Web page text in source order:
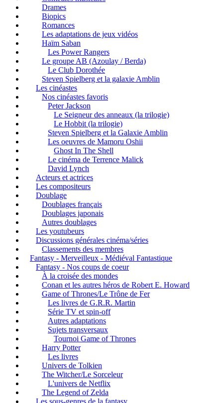
Drames
Biopics
Romances
Les adaptations de jeux vidéos
Haïm Saban
Les Power Rangers
Le groupe AB (Azoulay / Berda)
Le Club Dorothée
Steven Spielberg et la galaxie Amblin
Les cinéastes
Nos cinéastes favoris
Peter Jackson
Le Seigneur des anneaux (la trilogie)
Le Hobbit (la trilogie)
Steven Spielberg et la Galaxie Amblin
Les oeuvres de Mamoru Oshii
Ghost In The Shell
Le cinéma de Terrence Malick
David Lynch
Acteurs et actrices
Les compositeurs
Doublage
Doublages français
Doublages japonais
Autres doublages
Les youtubeurs
Discussions générales cinéma/séries
Classements des membres
Fantasy - Merveilleux - Médiéval Fantastique
Fantasy - Nos coups de coeur
À la croisée des mondes
Conan et les autres héros de Robert E. Howard
Game of Thrones/Le Trône de Fer
Les livres de G.R.R. Martin
Série TV et spin-off
Autres adaptations
Sujets transversaux
Tournoi Game of Thrones
Harry Potter
Les livres
Univers de Tolkien
The Witcher/Le Sorceleur
L'univers de Netflix
The Legend of Zelda
Les sous-genres de la fantasy